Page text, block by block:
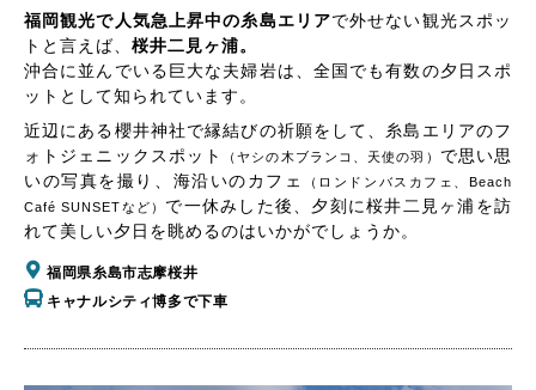
福岡観光で人気急上昇中の糸島エリアで外せない観光スポッ
トと言えば、 桜井二見ヶ浦。
沖合に並んでいる巨大な夫婦岩は、全国でも有数の夕日スポ
ットとして知られています。
近辺にある櫻井神社で縁結びの祈願をして、糸島エリアのフ
ォトジェニックスポット
（ヤシの木ブランコ、天使の羽）
で思い思
いの写真を撮り、海沿いのカフェ
（ロンドンバスカフェ、Beach
Café SUNSETなど） で一休みした後、夕刻に桜井二見ヶ浦を訪
れて美しい夕日を眺めるのはいかがでしょうか。
福岡県糸島市志摩桜井
キャナルシティ博多で下車